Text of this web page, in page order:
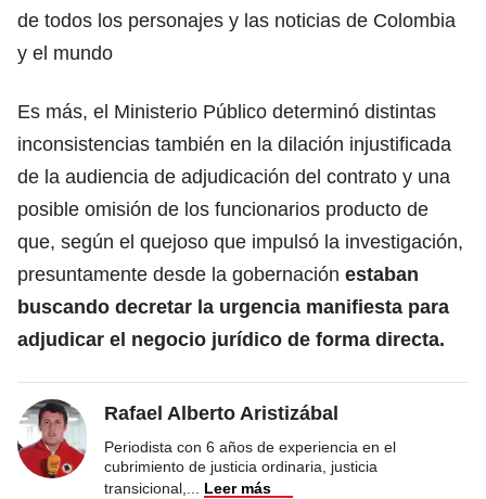
de todos los personajes y las noticias de Colombia
y el mundo
Es más, el Ministerio Público determinó distintas
inconsistencias también en la dilación injustificada
de la audiencia de adjudicación del contrato y una
posible omisión de los funcionarios producto de
que, según el quejoso que impulsó la investigación,
presuntamente desde la gobernación estaban
buscando decretar la urgencia manifiesta para
adjudicar el negocio jurídico de forma directa.
Rafael Alberto Aristizábal
Periodista con 6 años de experiencia en el
cubrimiento de justicia ordinaria, justicia
transicional,
Leer más